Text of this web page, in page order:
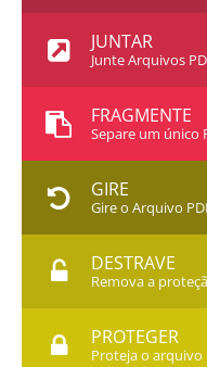
JUNTAR
Junte Arquivos
FRAGMENTE
Separe um único
GIRE
Gire o Arquivo
DESTRAVE
Remova a
PROTEGER
Proteja o arquivo